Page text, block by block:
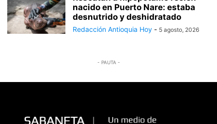
nacido en Puerto Nare: estaba
desnutrido y deshidratado
Redacción Antioquia Hoy - 5 agosto, 2026
- PAUTA -